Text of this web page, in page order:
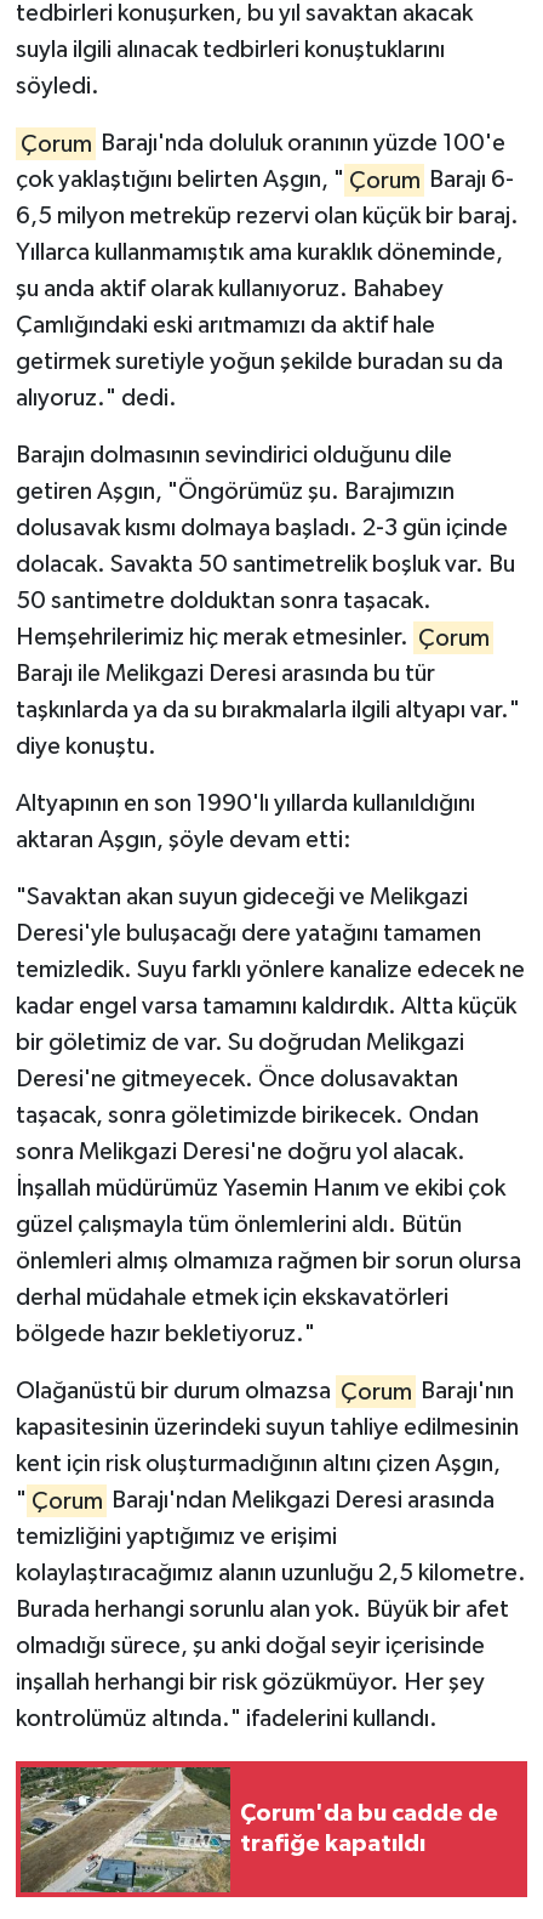
tedbirleri konuşurken, bu yıl savaktan akacak
suyla ilgili alınacak tedbirleri konuştuklarını
söyledi.
Çorum Barajı'nda doluluk oranının yüzde 100'e
çok yaklaştığını belirten Aşgın, " Çorum Barajı 6-
6,5 milyon metreküp rezervi olan küçük bir baraj.
Yıllarca kullanmamıştık ama kuraklık döneminde,
şu anda aktif olarak kullanıyoruz. Bahabey
Çamlığındaki eski arıtmamızı da aktif hale
getirmek suretiyle yoğun şekilde buradan su da
alıyoruz." dedi.
Barajın dolmasının sevindirici olduğunu dile
getiren Aşgın, "Öngörümüz şu. Barajımızın
dolusavak kısmı dolmaya başladı. 2-3 gün içinde
dolacak. Savakta 50 santimetrelik boşluk var. Bu
50 santimetre dolduktan sonra taşacak.
Hemşehrilerimiz hiç merak etmesinler. Çorum
Barajı ile Melikgazi Deresi arasında bu tür
taşkınlarda ya da su bırakmalarla ilgili altyapı var."
diye konuştu.
Altyapının en son 1990'lı yıllarda kullanıldığını
aktaran Aşgın, şöyle devam etti:
"Savaktan akan suyun gideceği ve Melikgazi
Deresi'yle buluşacağı dere yatağını tamamen
temizledik. Suyu farklı yönlere kanalize edecek ne
kadar engel varsa tamamını kaldırdık. Altta küçük
bir göletimiz de var. Su doğrudan Melikgazi
Deresi'ne gitmeyecek. Önce dolusavaktan
taşacak, sonra göletimizde birikecek. Ondan
sonra Melikgazi Deresi'ne doğru yol alacak.
İnşallah müdürümüz Yasemin Hanım ve ekibi çok
güzel çalışmayla tüm önlemlerini aldı. Bütün
önlemleri almış olmamıza rağmen bir sorun olursa
derhal müdahale etmek için ekskavatörleri
bölgede hazır bekletiyoruz."
Olağanüstü bir durum olmazsa Çorum Barajı'nın
kapasitesinin üzerindeki suyun tahliye edilmesinin
kent için risk oluşturmadığının altını çizen Aşgın,
" Çorum Barajı'ndan Melikgazi Deresi arasında
temizliğini yaptığımız ve erişimi
kolaylaştıracağımız alanın uzunluğu 2,5 kilometre.
Burada herhangi sorunlu alan yok. Büyük bir afet
olmadığı sürece, şu anki doğal seyir içerisinde
inşallah herhangi bir risk gözükmüyor. Her şey
kontrolümüz altında." ifadelerini kullandı.
Çorum'da bu cadde de
trafiğe kapatıldı